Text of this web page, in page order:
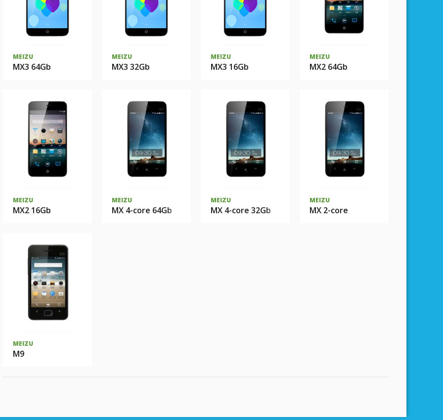
MEIZU
MX3 64Gb
MEIZU
MX3 32Gb
MEIZU
MX3 16Gb
MEIZU
MX2 64Gb
MEIZU
MX2 16Gb
MEIZU
MX 4-core 64Gb
MEIZU
MX 4-core 32Gb
MEIZU
MX 2-core
MEIZU
M9